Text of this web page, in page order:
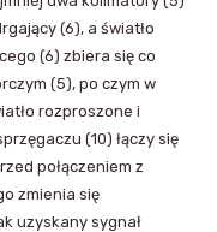
(6), a światło
(6) zbiera się co
(5), po czym w
rozproszone i
(10) łączy się
połączeniem z
zmienia się
uzyskany sygnał